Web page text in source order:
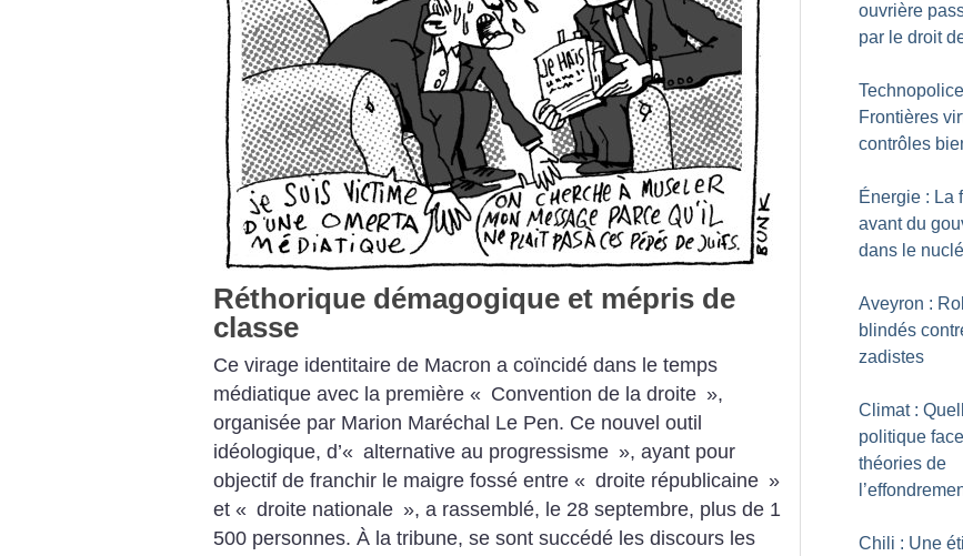
Réthorique démagogique et mépris de
classe
Ce virage identitaire de Macron a coïncidé dans le temps
médiatique avec la première « Convention de la droite »,
organisée par Marion Maréchal Le Pen. Ce nouvel outil
idéologique, d’« alternative au progressisme », ayant pour
objectif de franchir le maigre fossé entre « droite républicaine »
et « droite nationale », a rassemblé, le 28 septembre, plus de 1
500 personnes. À la tribune, se sont succédé les discours les
ouvrière
par le droit
Frontières
contrôles
Énergie : La
avant du
dans le
Aveyron :
blindés
zadistes
Climat :
politique
théories de
Chili : Une